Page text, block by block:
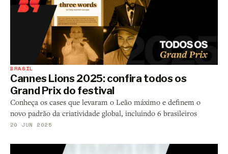
BRASIL
Cannes Lions 2025: confira todos os
Grand Prix do festival
Conheça os cases que levaram o Leão máximo e definem o
novo padrão da criatividade global, incluindo 6 brasileiros
20 JUN 2025